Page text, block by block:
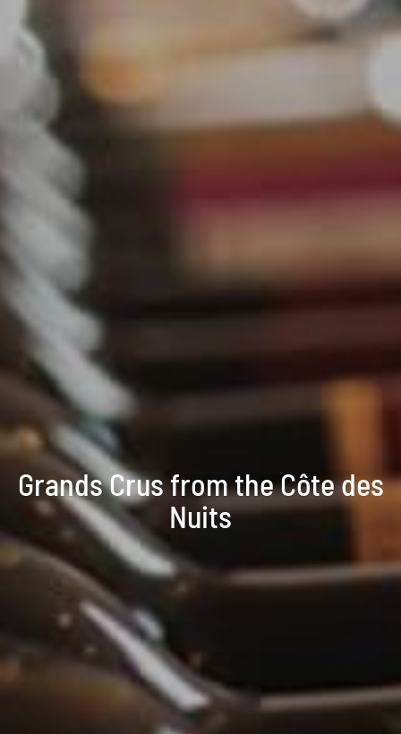
Grands Crus from the Côte des
Nuits